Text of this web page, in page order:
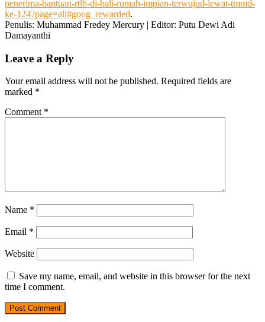
penerima-bantuan-rtlh-di-bali-rumah-impian-terwujud-lewat-tmmd-
ke-124?page=all#goog_rewarded.
Penulis: Muhammad Fredey Mercury | Editor: Putu Dewi Adi
Damayanthi
Leave a Reply
Your email address will not be published. Required fields are
marked *
Comment *
Name *
Email *
Website
Save my name, email, and website in this browser for the next
time I comment.